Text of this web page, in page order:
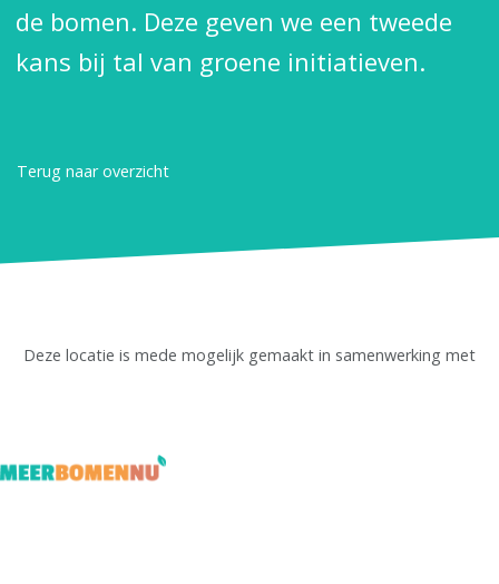
de bomen. Deze geven we een tweede
kans bij tal van groene initiatieven.
Terug naar overzicht
Deze locatie is mede mogelijk gemaakt in samenwerking met